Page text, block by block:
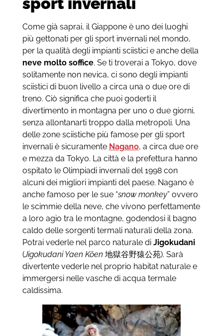
Come già saprai, il Giappone è uno dei luoghi
più gettonati per gli sport invernali nel mondo,
per la qualità degli impianti sciistici e anche della
neve molto soffice. Se ti troverai a Tokyo, dove
solitamente non nevica, ci sono degli impianti
sciistici di buon livello a circa una o due ore di
treno. Ciò significa che puoi goderti il
divertimento in montagna per uno o due giorni,
senza allontanarti troppo dalla metropoli. Una
delle zone sciistiche più famose per gli sport
invernali è sicuramente Nagano, a circa due ore
e mezza da Tokyo. La città e la prefettura hanno
ospitato le Olimpiadi invernali del 1998 con
alcuni dei migliori impianti del paese. Nagano è
anche famoso per le sue “snow monkey” ovvero
le scimmie della neve, che vivono perfettamente
a loro agio tra le montagne, godendosi il bagno
caldo delle sorgenti termali naturali della zona.
Potrai vederle nel parco naturale di Jigokudani
(Jigokudani Yaen Kōen 地獄谷野猿公苑). Sarà
divertente vederle nel proprio habitat naturale e
immergersi nelle vasche di acqua termale
caldissima.